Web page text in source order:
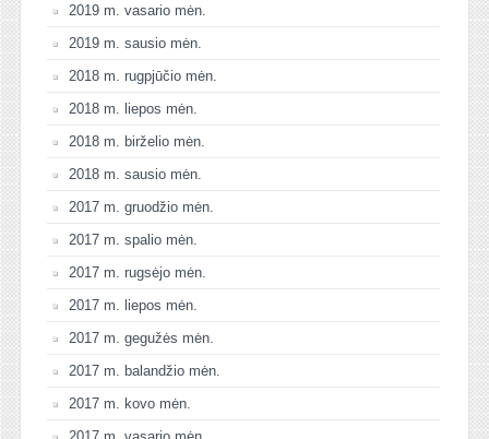
2019 m. vasario mėn.
2019 m. sausio mėn.
2018 m. rugpjūčio mėn.
2018 m. liepos mėn.
2018 m. birželio mėn.
2018 m. sausio mėn.
2017 m. gruodžio mėn.
2017 m. spalio mėn.
2017 m. rugsėjo mėn.
2017 m. liepos mėn.
2017 m. gegužės mėn.
2017 m. balandžio mėn.
2017 m. kovo mėn.